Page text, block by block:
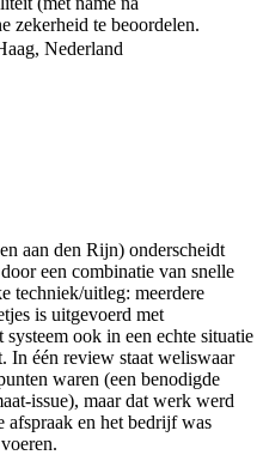
zekerheid te beoordelen.
Nederland
aan den Rijn) onderscheidt
een combinatie van snelle
techniek/uitleg: meerdere
is uitgevoerd met
ook in een echte situatie
In één review staat weliswaar
waren (een benodigde
issue), maar dat werk werd
afspraak en het bedrijf was